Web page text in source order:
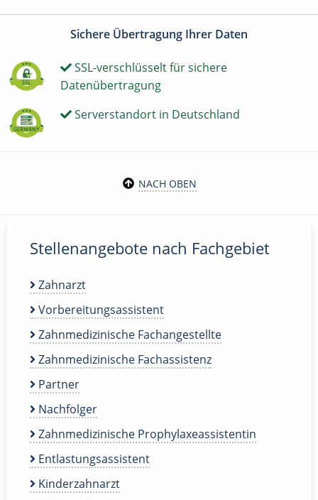
Sichere Übertragung Ihrer Daten
SSL-verschlüsselt für sichere
Datenübertragung
Serverstandort in Deutschland
NACH OBEN
Stellenangebote nach Fachgebiet
Zahnarzt
Vorbereitungsassistent
Zahnmedizinische Fachangestellte
Zahnmedizinische Fachassistenz
Partner
Nachfolger
Zahnmedizinische Prophylaxeassistentin
Entlastungsassistent
Kinderzahnarzt